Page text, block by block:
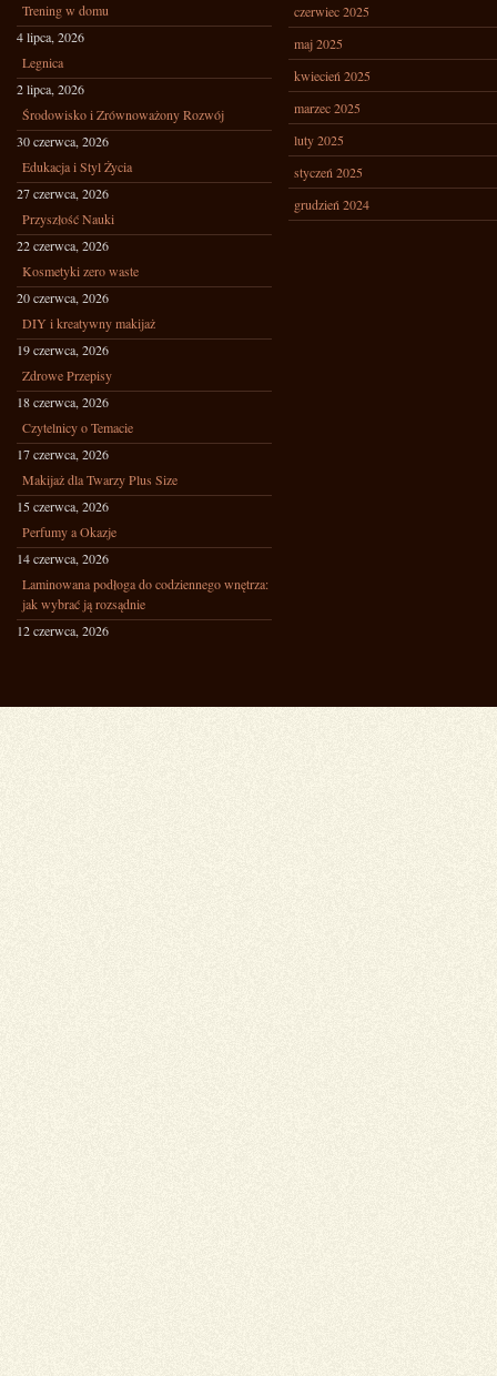
Trening w domu
4 lipca, 2026
Legnica
2 lipca, 2026
Środowisko i Zrównoważony Rozwój
30 czerwca, 2026
Edukacja i Styl Życia
27 czerwca, 2026
Przyszłość Nauki
22 czerwca, 2026
Kosmetyki zero waste
20 czerwca, 2026
DIY i kreatywny makijaż
19 czerwca, 2026
Zdrowe Przepisy
18 czerwca, 2026
Czytelnicy o Temacie
17 czerwca, 2026
Makijaż dla Twarzy Plus Size
15 czerwca, 2026
Perfumy a Okazje
14 czerwca, 2026
Laminowana podłoga do codziennego wnętrza:
jak wybrać ją rozsądnie
12 czerwca, 2026
czerwiec 2025
maj 2025
kwiecień 2025
marzec 2025
luty 2025
styczeń 2025
grudzień 2024